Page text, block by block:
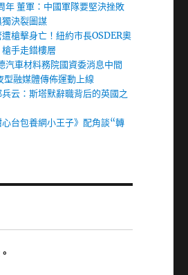
年 董軍：中國軍隊要堅決挫敗
決裂圖謀
槍擊身亡！紐約市長OSDER奧
手走錯樓層
汽車材料務院國資委消息中間
型融媒體傳佈運動上線
云：斯塔默辭職背后的英國之
台包養網小王子》配角談“轉